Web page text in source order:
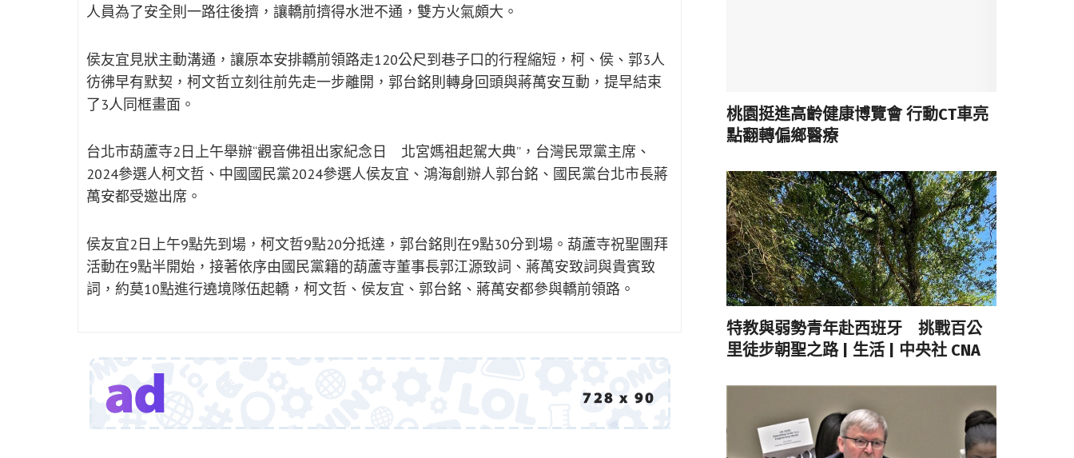
人員為了安全則一路往後擠，讓轎前擠得水泄不通，雙方火氣頗大。
侯友宜見狀主動溝通，讓原本安排轎前領路走120公尺到巷子口的行程縮短，柯、侯、郭3人
彷彿早有默契，柯文哲立刻往前先走一步離開，郭台銘則轉身回頭與蔣萬安互動，提早結束
了3人同框畫面。
台北市葫蘆寺2日上午舉辦“觀音佛祖出家紀念日 北宮媽祖起駕大典”，台灣民眾黨主席、
2024參選人柯文哲、中國國民黨2024參選人侯友宜、鴻海創辦人郭台銘、國民黨台北市長蔣
萬安都受邀出席。
侯友宜2日上午9點先到場，柯文哲9點20分抵達，郭台銘則在9點30分到場。葫蘆寺祝聖團拜
活動在9點半開始，接著依序由國民黨籍的葫蘆寺董事長郭江源致詞、蔣萬安致詞與貴賓致
詞，約莫10點進行遶境隊伍起轎，柯文哲、侯友宜、郭台銘、蔣萬安都參與轎前領路。
桃園挺進高齡健康博覽會 行動CT車亮
點翻轉偏鄉醫療
特教與弱勢青年赴西班牙 挑戰百公
里徒步朝聖之路 | 生活 | 中央社 CNA